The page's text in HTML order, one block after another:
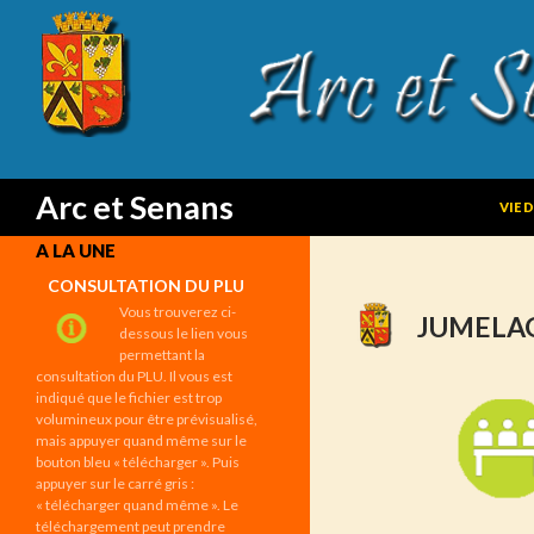
Arc et Senans
Search
VIE
A LA UNE
CONSULTATION DU PLU
Vous trouverez ci-
dessous le lien vous
permettant la
consultation du PLU. Il vous est
indiqué que le fichier est trop
volumineux pour être prévisualisé,
mais appuyer quand même sur le
bouton bleu « télécharger ». Puis
appuyer sur le carré gris :
« télécharger quand même ». Le
téléchargement peut prendre